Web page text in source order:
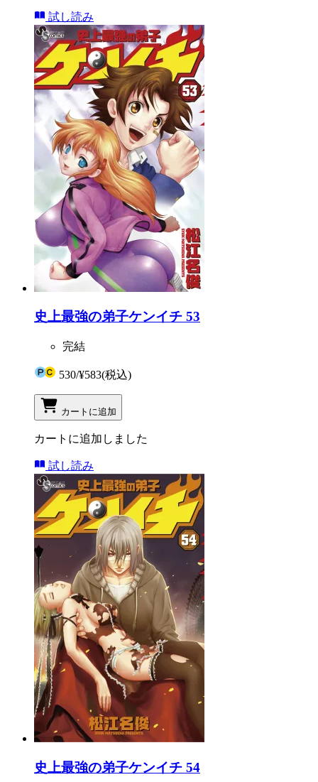
試し読み
史上最強の弟子ケンイチ 53
完結
530/¥583(税込)
カートに追加
カートに追加しました
試し読み
史上最強の弟子ケンイチ 54